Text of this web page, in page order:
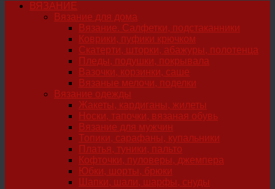
ВЯЗАНИЕ
Вязание для дома
Вязание. Салфетки, подстаканники
Коврики, пуфики крючком
Скатерти, шторки, абажуры, полотенца
Пледы, подушки, покрывала
Вазочки, корзинки, саше
Вязаные мелочи, поделки
Вязание одежды
Жакеты, кардиганы, жилеты
Носки, тапочки, вязаная обувь
Вязание для мужчин
Топики, сарафаны, купальники
Платья, туники, пальто
Кофточки, пуловеры, джемпера
Юбки, шорты, брюки
Шапки, шали, шарфы, снуды